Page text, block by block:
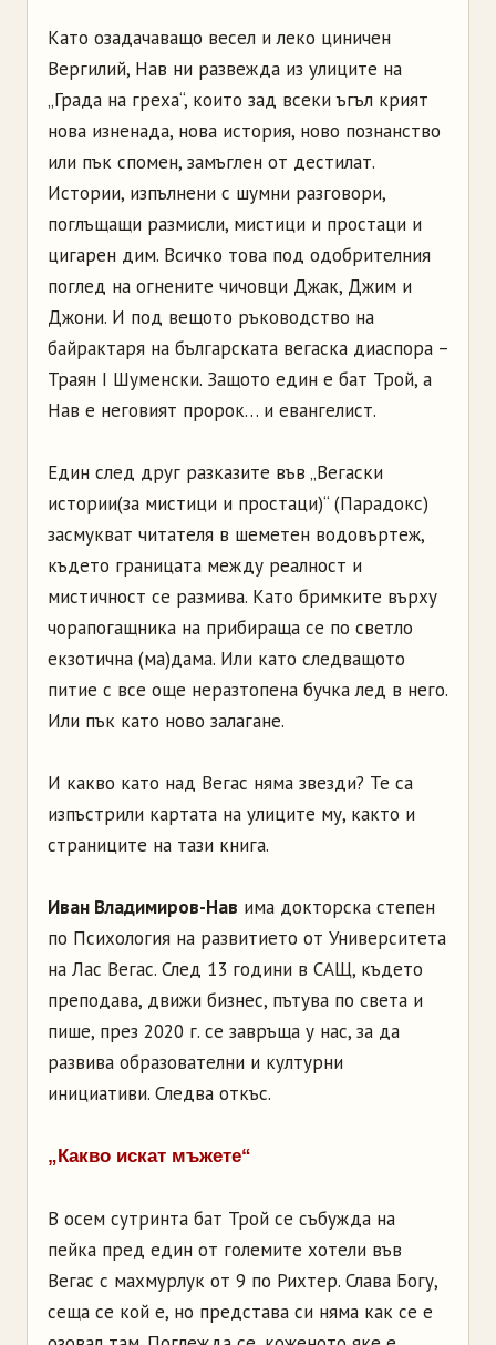
Като озадачаващо весел и леко циничен
Вергилий, Нав ни развежда из улиците на
„Града на греха“, които зад всеки ъгъл крият
нова изненада, нова история, ново познанство
или пък спомен, замъглен от дестилат.
Истории, изпълнени с шумни разговори,
поглъщащи размисли, мистици и простаци и
цигарен дим. Всичко това под одобрителния
поглед на огнените чичовци Джак, Джим и
Джони. И под вещото ръководство на
байрактаря на българската вегаска диаспора –
Траян I Шуменски. Защото един е бат Трой, а
Нав е неговият пророк… и евангелист.
Един след друг разказите във „Вегаски
истории(за мистици и простаци)“ (Парадокс)
засмукват читателя в шеметен водовъртеж,
където границата между реалност и
мистичност се размива. Като бримките върху
чорапогащника на прибираща се по светло
екзотична (ма)дама. Или като следващото
питие с все още неразтопена бучка лед в него.
Или пък като ново залагане.
И какво като над Вегас няма звезди? Те са
изпъстрили картата на улиците му, както и
страниците на тази книга.
Иван Владимиров-Нав има докторска степен
по Психология на развитието от Университе­та
на Лас Вегас. След 13 години в САЩ, където
преподава, движи бизнес, пътува по света и
пише, през 2020 г. се завръща у нас, за да
развива образователни и култур­ни
инициативи. Следва откъс.
„Какво искат мъжете“
В осем сутринта бат Трой се събужда на
пейка пред един от големите хотели във
Вегас с махмурлук от 9 по Рихтер. Слава Богу,
сеща се кой е, но представа си няма как се е